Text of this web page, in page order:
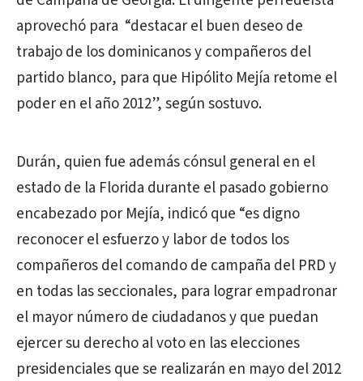
aprovechó para “destacar el buen deseo de
trabajo de los dominicanos y compañeros del
partido blanco, para que Hipólito Mejía retome el
poder en el año 2012”, según sostuvo.
Durán, quien fue además cónsul general en el
estado de la Florida durante el pasado gobierno
encabezado por Mejía, indicó que “es digno
reconocer el esfuerzo y labor de todos los
compañeros del comando de campaña del PRD y
en todas las seccionales, para lograr empadronar
el mayor número de ciudadanos y que puedan
ejercer su derecho al voto en las elecciones
presidenciales que se realizarán en mayo del 2012